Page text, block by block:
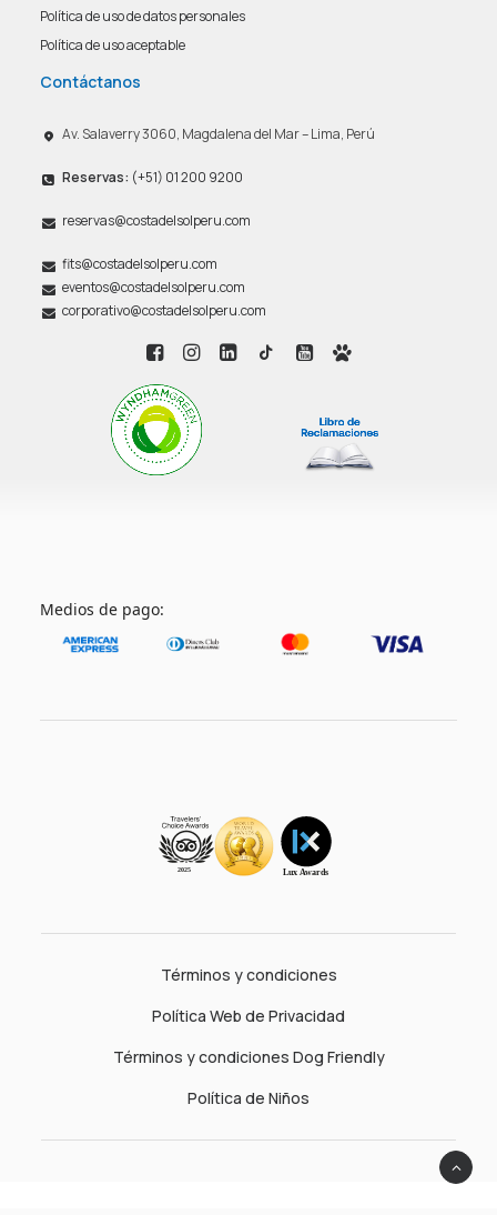
Política de uso de datos personales
Política de uso aceptable
Contáctanos
Av. Salaverry 3060, Magdalena del Mar – Lima, Perú
Reservas: (+51) 01 200 9200
reservas@costadelsolperu.com
fits@costadelsolperu.com
eventos@costadelsolperu.com
corporativo@costadelsolperu.com
Medios de pago:
Términos y condiciones
Política Web de Privacidad
Términos y condiciones Dog Friendly
Política de Niños